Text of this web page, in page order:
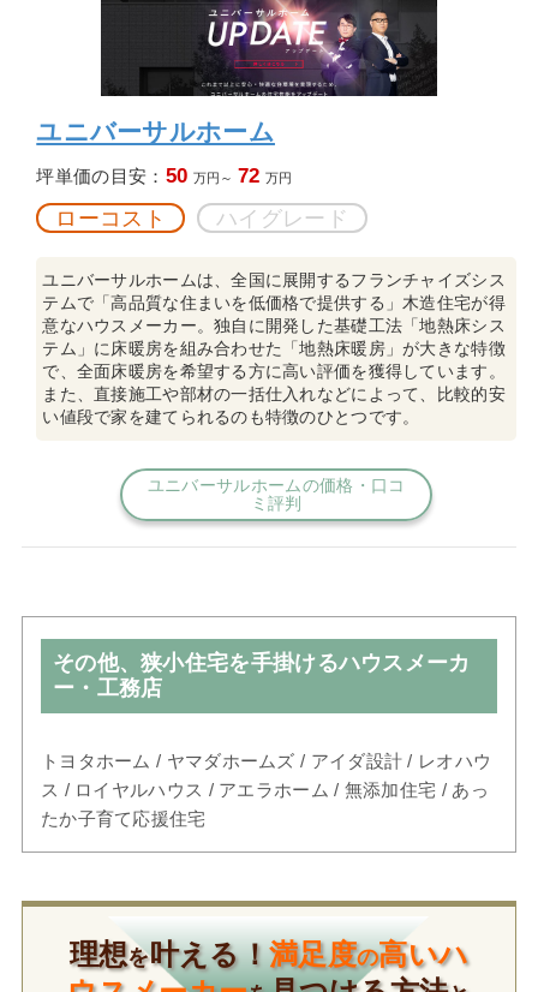
ユニバーサルホーム
坪単価の目安： 50 万円～ 72 万円
ローコスト ハイグレード
ユニバーサルホームは、全国に展開するフランチャイズシス
テムで「高品質な住まいを低価格で提供する」木造住宅が得
意なハウスメーカー。独自に開発した基礎工法「地熱床シス
テム」に床暖房を組み合わせた「地熱床暖房」が大きな特徴
で、全面床暖房を希望する方に高い評価を獲得しています。
また、直接施工や部材の一括仕入れなどによって、比較的安
い値段で家を建てられるのも特徴のひとつです。
ユニバーサルホームの価格・口コ
ミ評判
その他、狭小住宅を手掛けるハウスメーカ
ー・工務店
トヨタホーム / ヤマダホームズ / アイダ設計 / レオハウ
ス / ロイヤルハウス / アエラホーム / 無添加住宅 / あっ
たか子育て応援住宅
理想を叶える！満足度の高いハ